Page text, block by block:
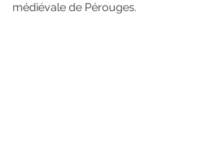
médiévale de Pérouges.